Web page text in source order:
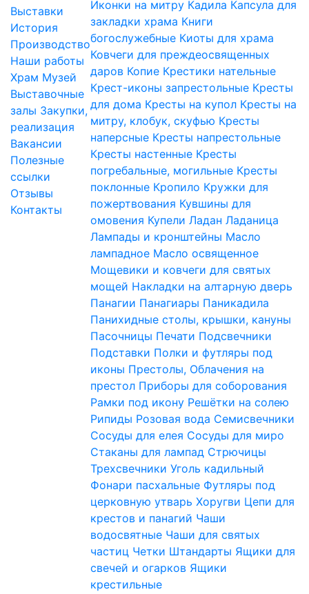
Выставки
История
Производство
Наши работы
Храм Музей
Выставочные
залы Закупки,
реализация
Вакансии
Полезные
ссылки
Отзывы
Контакты
Иконки на митру Кадила Капсула для
закладки храма Книги
богослужебные Киоты для храма
Ковчеги для преждеосвященных
даров Копие Крестики нательные
Крест-иконы запрестольные Кресты
для дома Кресты на купол Кресты на
митру, клобук, скуфью Кресты
наперсные Кресты напрестольные
Кресты настенные Кресты
погребальные, могильные Кресты
поклонные Кропило Кружки для
пожертвования Кувшины для
омовения Купели Ладан Ладаница
Лампады и кронштейны Масло
лампадное Масло освященное
Мощевики и ковчеги для святых
мощей Накладки на алтарную дверь
Панагии Панагиары Паникадила
Панихидные столы, крышки, кануны
Пасочницы Печати Подсвечники
Подставки Полки и футляры под
иконы Престолы, Облачения на
престол Приборы для соборования
Рамки под икону Решётки на солею
Рипиды Розовая вода Семисвечники
Сосуды для елея Сосуды для миро
Стаканы для лампад Стрючицы
Трехсвечники Уголь кадильный
Фонари пасхальные Футляры под
церковную утварь Хоругви Цепи для
крестов и панагий Чаши
водосвятные Чаши для святых
частиц Четки Штандарты Ящики для
свечей и огарков Ящики
крестильные